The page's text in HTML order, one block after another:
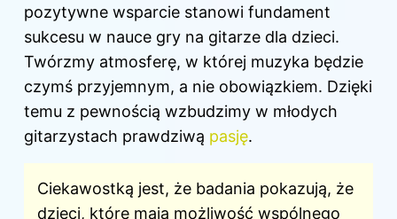
pozytywne wsparcie stanowi fundament
sukcesu w nauce gry na gitarze dla dzieci.
Twórzmy atmosferę, w której muzyka będzie
czymś przyjemnym, a nie obowiązkiem. Dzięki
temu z pewnością wzbudzimy w młodych
gitarzystach prawdziwą pasję.
Ciekawostką jest, że badania pokazują, że
dzieci, które mają możliwość wspólnego